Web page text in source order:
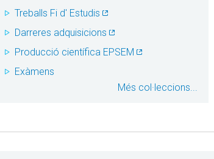
Treballs Fi d' Estudis
Darreres adquisicions
Producció científica EPSEM
Exàmens
Més col·leccions...